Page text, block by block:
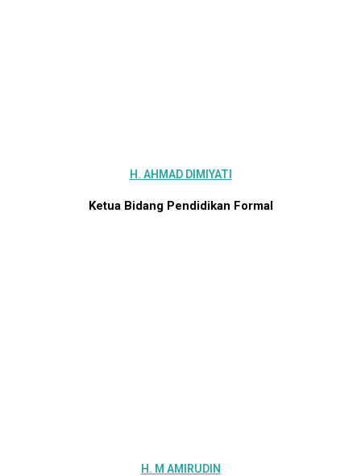
H. AHMAD DIMIYATI
Ketua Bidang Pendidikan Formal
H. M AMIRUDIN